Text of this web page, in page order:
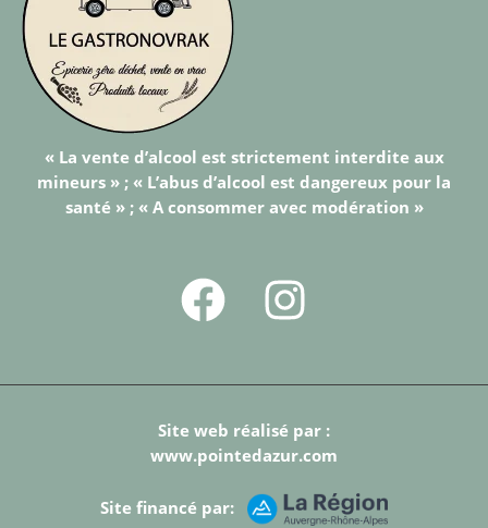
« La vente d’alcool est strictement interdite aux
mineurs » ; « L’abus d’alcool est dangereux pour la
santé » ; « A consommer avec modération »
Site web réalisé par :
www.pointedazur.com
Site financé par: